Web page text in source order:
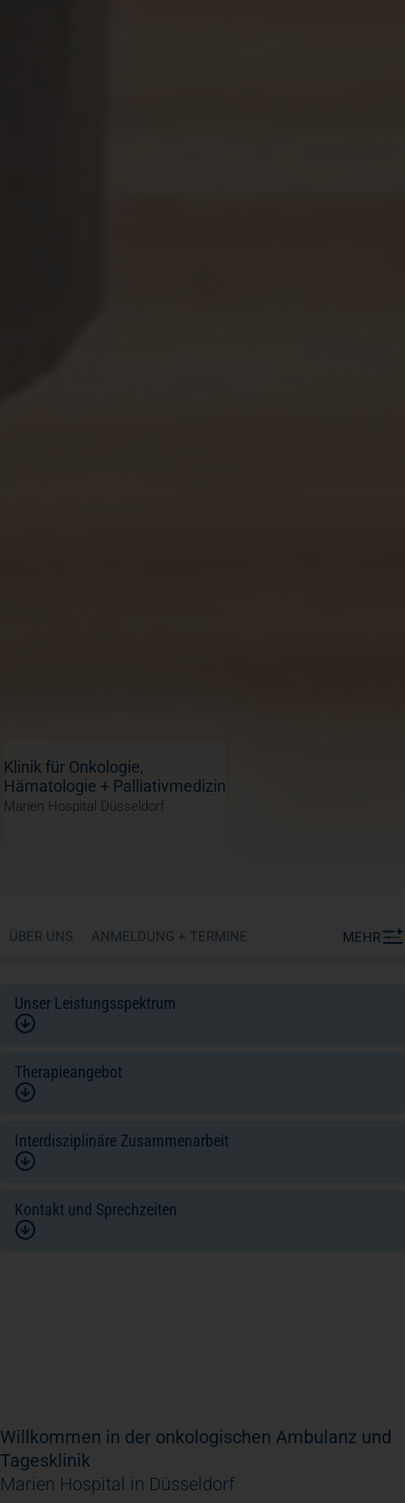
Klinik für Onkologie,
Hämatologie + Palliativmedizin
Marien Hospital Düsseldorf
ÜBER UNS ANMELDUNG + TERMINE MEHR
Unser Leistungsspektrum
Therapieangebot
Interdisziplinäre Zusammenarbeit
Kontakt und Sprechzeiten
Willkommen in der onkologischen Ambulanz und
Tagesklinik
Marien Hospital in Düsseldorf